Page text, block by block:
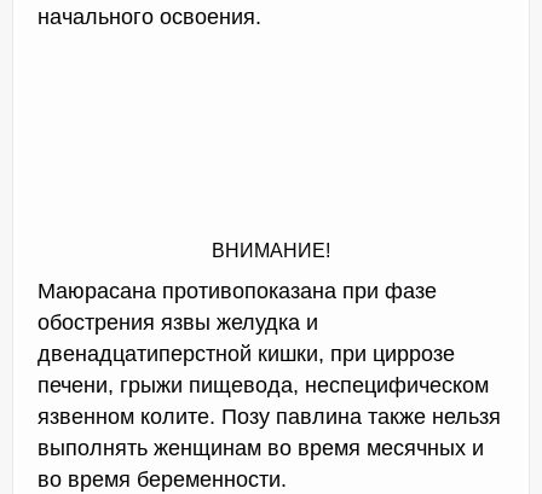
начального освоения.
ВНИМАНИЕ!
Маюрасана противопоказана при фазе
обострения язвы желудка и
двенадцатиперстной кишки, при циррозе
печени, грыжи пищевода, неспецифическом
язвенном колите. Позу павлина также нельзя
выполнять женщинам во время месячных и
во время беременности.